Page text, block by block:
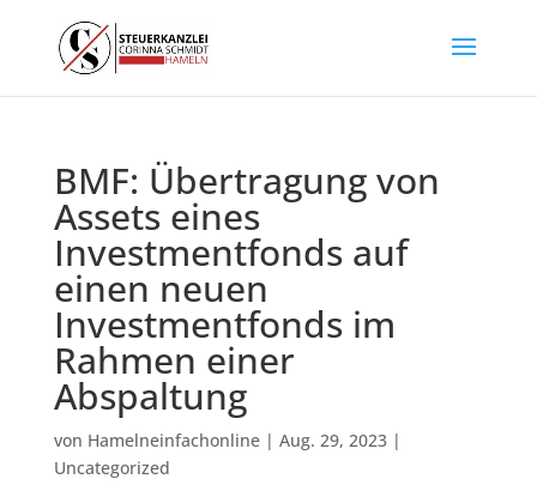
BMF: Übertragung von
Assets eines
Investmentfonds auf
einen neuen
Investmentfonds im
Rahmen einer
Abspaltung
von Hamelneinfachonline| Aug. 29, 2023|
Uncategorized